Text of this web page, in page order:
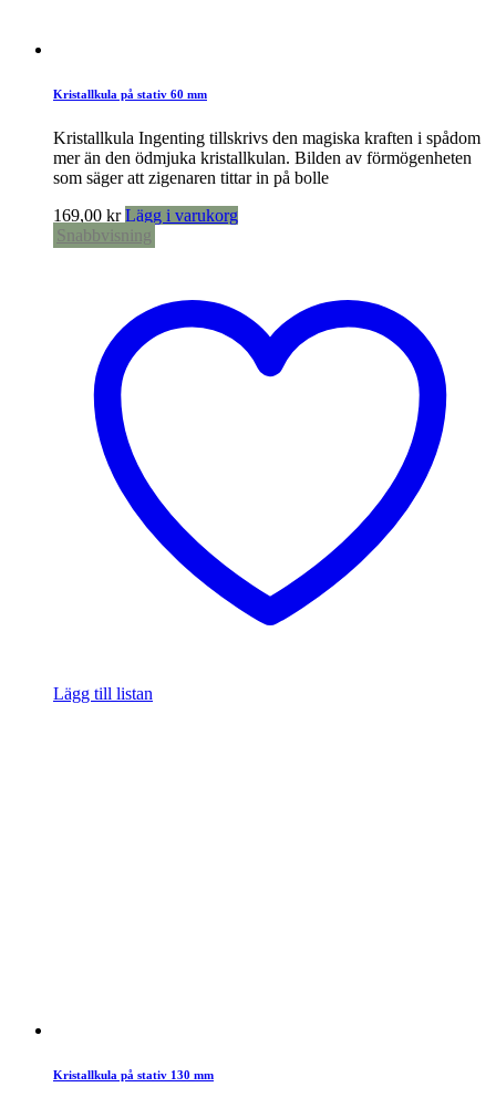
Kristallkula på stativ 60 mm
Kristallkula Ingenting tillskrivs den magiska kraften i spådom
mer än den ödmjuka kristallkulan. Bilden av förmögenheten
som säger att zigenaren tittar in på bolle
169,00 kr Lägg i varukorg
Snabbvisning
Lägg till listan
Kristallkula på stativ 130 mm